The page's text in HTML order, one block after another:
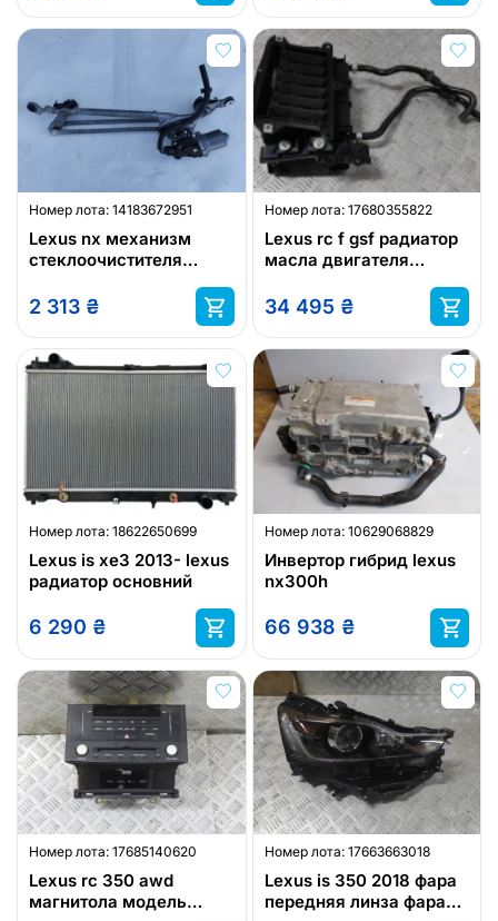
Номер лота: 14183672951
Lexus nx механизм
стеклоочистителя
2 313 ₴
Номер лота: 17680355822
Lexus rc f gsf радиатор
масла двигателя
34 495 ₴
Номер лота: 18622650699
Lexus is xe3 2013- lexus
радиатор основний
6 290 ₴
Номер лота: 10629068829
Инвертор гибрид lexus
nx300h
66 938 ₴
Номер лота: 17685140620
Lexus rc 350 awd
магнитола модель
Номер лота: 17663663018
Lexus is 350 2018 фара
передняя линза фара